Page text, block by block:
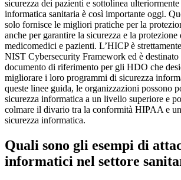
sicurezza dei pazienti e sottolinea
informatica sanitaria è così importante oggi.
solo fornisce le migliori pratiche per la
anche per garantire la sicurezza e la
medicomedici e pazienti. L’HICP è
NIST Cybersecurity Framework ed è destinato
documento di riferimento per gli HDO che
migliorare i loro programmi di sicurezza
queste linee guida, le organizzazioni possono
sicurezza informatica a un livello superiore e
colmare il divario tra la conformità HIPAA e
sicurezza informatica.
Quali sono gli esempi di
informatici nel settore